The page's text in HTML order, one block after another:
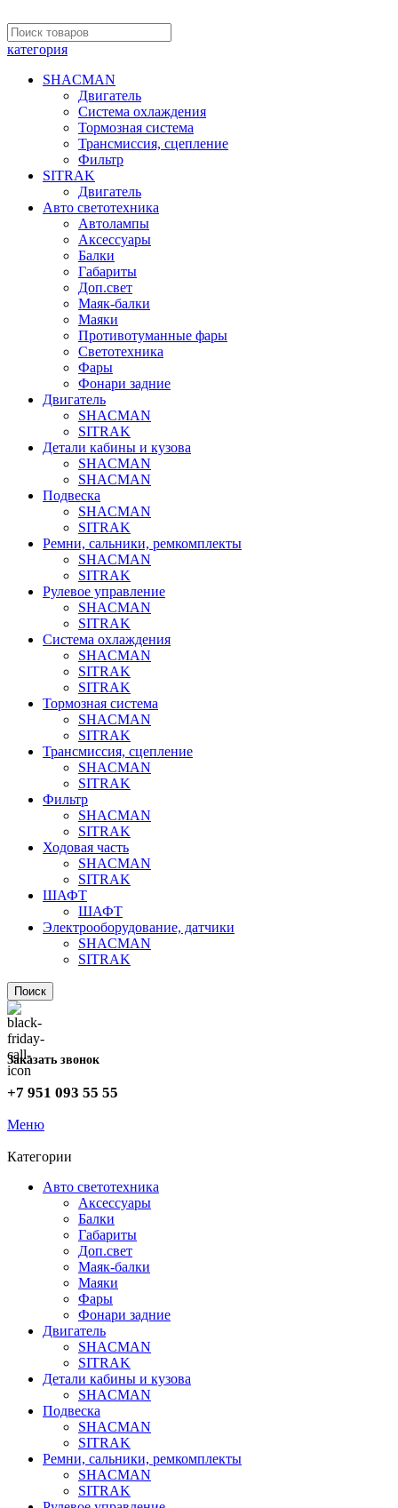
категория
SHACMAN
Двигатель
Система охлаждения
Тормозная система
Трансмиссия, сцепление
Фильтр
SITRAK
Двигатель
Авто светотехника
Автолампы
Аксессуары
Балки
Габариты
Доп.свет
Маяк-балки
Маяки
Противотуманные фары
Светотехника
Фары
Фонари задние
Двигатель
SHACMAN
SITRAK
Детали кабины и кузова
SHACMAN
SHACMAN
Подвеска
SHACMAN
SITRAK
Ремни, сальники, ремкомплекты
SHACMAN
SITRAK
Рулевое управление
SHACMAN
SITRAK
Система охлаждения
SHACMAN
SITRAK
SITRAK
Тормозная система
SHACMAN
SITRAK
Трансмиссия, сцепление
SHACMAN
SITRAK
Фильтр
SHACMAN
SITRAK
Ходовая часть
SHACMAN
SITRAK
ШАФТ
ШАФТ
Электрооборудование, датчики
SHACMAN
SITRAK
Поиск
Заказать звонок
+7 951 093 55 55
Меню
Категории
Авто светотехника
Аксессуары
Балки
Габариты
Доп.свет
Маяк-балки
Маяки
Фары
Фонари задние
Двигатель
SHACMAN
SITRAK
Детали кабины и кузова
SHACMAN
Подвеска
SHACMAN
SITRAK
Ремни, сальники, ремкомплекты
SHACMAN
SITRAK